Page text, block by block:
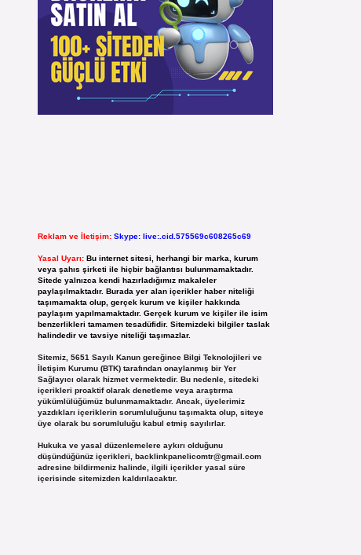
Reklam ve İletişim: Skype: live:.cid.575569c608265c69
Yasal Uyarı: Bu internet sitesi, herhangi bir marka, kurum
veya şahıs şirketi ile hiçbir bağlantısı bulunmamaktadır.
Sitede yalnızca kendi hazırladığımız makaleler
paylaşılmaktadır. Burada yer alan içerikler haber niteliği
taşımamakta olup, gerçek kurum ve kişiler hakkında
paylaşım yapılmamaktadır. Gerçek kurum ve kişiler ile isim
benzerlikleri tamamen tesadüfidir. Sitemizdeki bilgiler taslak
halindedir ve tavsiye niteliği taşımazlar.
Sitemiz, 5651 Sayılı Kanun gereğince Bilgi Teknolojileri ve
İletişim Kurumu (BTK) tarafından onaylanmış bir Yer
Sağlayıcı olarak hizmet vermektedir. Bu nedenle, sitedeki
içerikleri proaktif olarak denetleme veya araştırma
yükümlülüğümüz bulunmamaktadır. Ancak, üyelerimiz
yazdıkları içeriklerin sorumluluğunu taşımakta olup, siteye
üye olarak bu sorumluluğu kabul etmiş sayılırlar.
Hukuka ve yasal düzenlemelere aykırı olduğunu
düşündüğünüz içerikleri, backlinkpanelicomtr@gmail.com
adresine bildirmeniz halinde, ilgili içerikler yasal süre
içerisinde sitemizden kaldırılacaktır.